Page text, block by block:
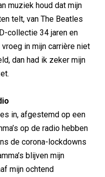
muziek houd dat mijn
telt, van The Beatles
collectie 34 jaren en
in mijn carrière niet
dan had ik zeker mijn
in, afgestemd op een
op de radio hebben
de corona-lockdowns
blijven mijn
mijn ochtend